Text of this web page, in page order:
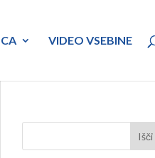
VIDEO VSEBINE